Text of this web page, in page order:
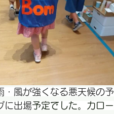
風が強くなる悪天候の予
に出場予定でした。カロー